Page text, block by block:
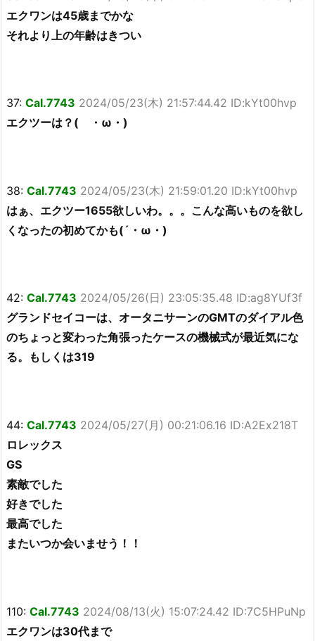
エクワンは45歳までかな
それより上の年齢はきつい
37: Cal.7743 2024/05/23(木) 21:57:44.42 ID:kYt00hvp
エクツーは？( ・ω・)
38: Cal.7743 2024/05/23(木) 21:59:01.20 ID:kYt00hvp
はぁ、エクツー1655欲しいわ。。。こんな高いものを欲し
くなったの初めてかも(´・ω・)
42: Cal.7743 2024/05/26(日) 23:05:35.48 ID:ag8YUf3f
グランドセイコーは、オータニサーンのGMTのダイアル色
のちょっと変わった角張ったケースの機械式が最近気にな
る。もしくは319
44: Cal.7743 2024/05/27(月) 00:21:06.16 ID:A2Ex218T
ロレックス
GS
素敵でした
好きでした
最高でした
またいつか会いませう！！
110: Cal.7743 2024/08/13(火) 15:07:24.42 ID:7C5HPuNp
エクワンは30代まで